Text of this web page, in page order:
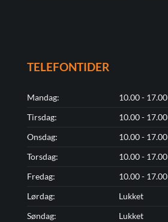
TELEFONTIDER
Mandag:
10.00 - 17.00
Tirsdag:
10.00 - 17.00
Onsdag:
10.00 - 17.00
Torsdag:
10.00 - 17.00
Fredag:
10.00 - 17.00
Lørdag:
Lukket
Søndag:
Lukket